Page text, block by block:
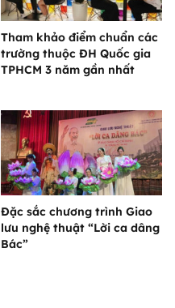
Tham khảo điểm chuẩn các
trường thuộc ĐH Quốc gia
TPHCM 3 năm gần nhất
Đặc sắc chương trình Giao
lưu nghệ thuật “Lời ca dâng
Bác”